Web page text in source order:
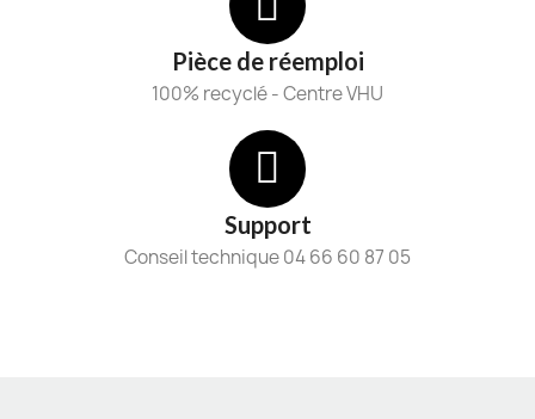
Pièce de réemploi
100% recyclé - Centre VHU
Support
Conseil technique 04 66 60 87 05